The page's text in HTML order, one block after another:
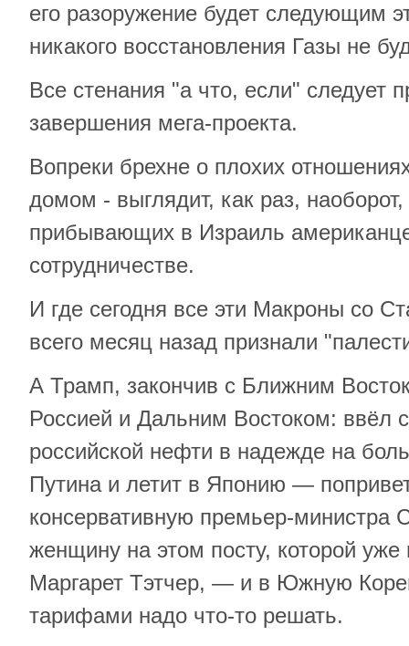
его разоружение будет следующим
никакого восстановления Газы не
Все стенания "а что, если" следует
завершения мега-проекта.
Вопреки брехне о плохих
домом - выглядит, как раз,
прибывающих в Израиль
сотрудничестве.
И где сегодня все эти Макроны со
всего месяц назад признали
А Трамп, закончив с Ближним
Россией и Дальним Востоком: ввёл
российской нефти в надежде на
Путина и летит в Японию —
консервативную премьер-министра
женщину на этом посту, которой уже
Маргарет Тэтчер, — и в Южную
тарифами надо что-то решать.